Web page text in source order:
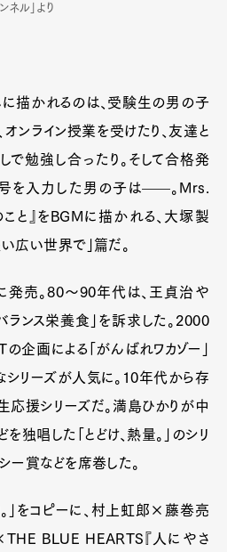
ル」より
に描かれるのは、受験生の男の子
ンライン授業を受けたり、友達と
で勉強し合ったり。そして合格発
を入力した男の子は——。Mrs.
と』をBGMに描かれる、大塚製
広い世界で」篇だ。
発売。80〜90年代は、王貞治や
ランス栄養食」を訴求した。2000
企画による「がんばれワカゾー」
シリーズが人気に。10年代から存
応援シリーズだ。満島ひかりが中
を独唱した「とどけ、熱量。」のシリ
ー賞などを席巻した。
」をコピーに、村上虹郎×藤巻亮
BLUE HEARTS『人にやさ